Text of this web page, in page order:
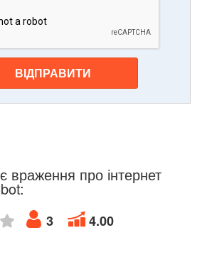
ВІДПРАВИТИ
враження про інтернет
3 4.00